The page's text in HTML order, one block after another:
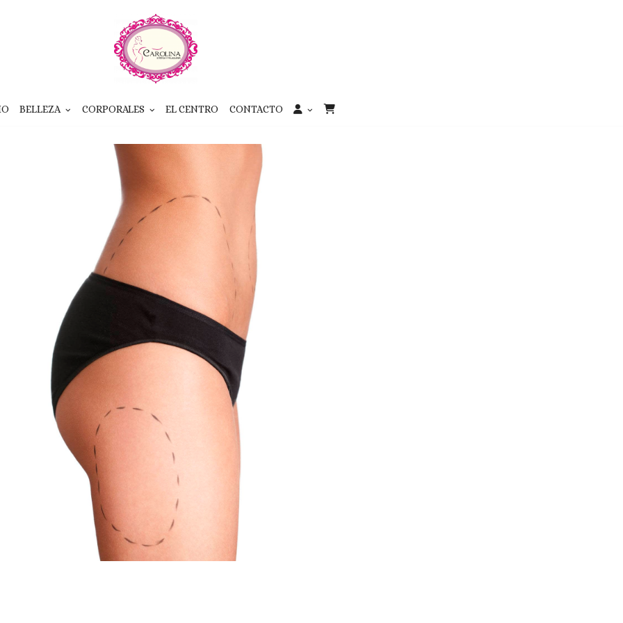
BELLEZA CORPORALES EL CENTRO CONTACTO